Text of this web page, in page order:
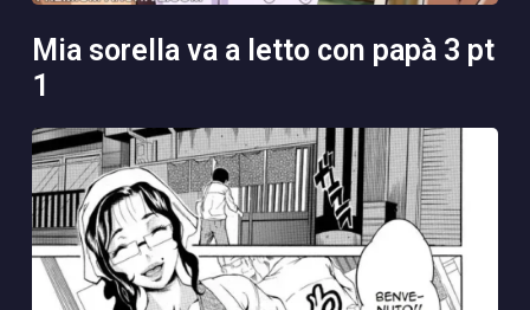
mia sorella va a letto con papà 3 pt
1